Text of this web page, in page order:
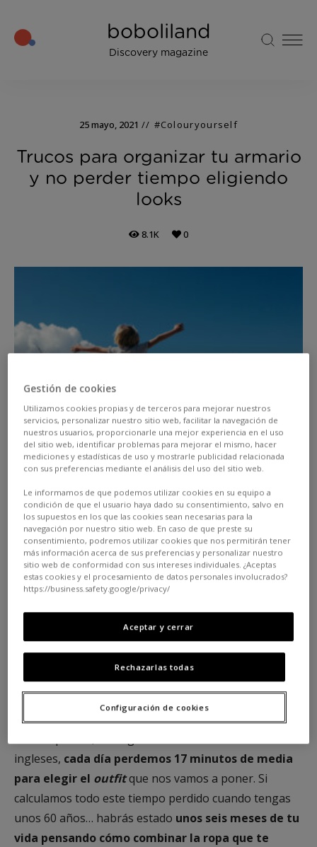
boboliland
Discovery magazine
25 mayo, 2021 #Colouryourself
Trucos para organizar tu armario
y no perder tiempo eligiendo
looks
8.1K 0
¿Te cuesta decidir qué te pones por la mañana y
puedes estar hasta 10 minutos o más tomando
una decisión?Como dice el refrán: no dejes para
mañana lo que puedas hacer hoy. Planifica tus outfits
de la semana para ganar tiempo cuando te levantes. Si
cada mañana pierdes tiempo con el «no sé qué
ponerme», tenemos varias soluciones que seguro te
van a ayudar. Optimizar el almacenaje de las prendas
es lo más importante. ¿Te animas?
Sabías que, según unestudioque realizó
ingleses, cada día perdemos 17 minutos de media
para elegir el outfitque nos vamos a poner. Si
calculamos todo este tiempo perdido cuando tengas
unos 60 años… habrás estado unos seis meses de tu
vida pensando cómo combinar la ropa que te
Gestión de cookies
Utilizamos cookies propias y de terceros para mejorar nuestros
servicios, personalizar nuestro sitio web, facilitar la navegación de
nuestros usuarios, proporcionarle una mejor experiencia en el uso
del sitio web, identificar problemas para mejorar el mismo, hacer
mediciones y estadísticas de uso y mostrarle publicidad relacionada
con sus preferencias mediante el análisis del uso del sitio web.
Le informamos de que podemos utilizar cookies en su equipo a
condición de que el usuario haya dado su consentimiento, salvo en
los supuestos en los que las cookies sean necesarias para la
navegación por nuestro sitio web. En caso de que preste su
consentimiento, podremos utilizar cookies que nos permitirán tener
más información acerca de sus preferencias y personalizar nuestro
sitio web de conformidad con sus intereses individuales. ¿Aceptas
estas cookies y el procesamiento de datos personales involucrados?
https://business.safety.google/privacy/
Configuración de cookies
Rechazarlas todas
Aceptar y cerrar